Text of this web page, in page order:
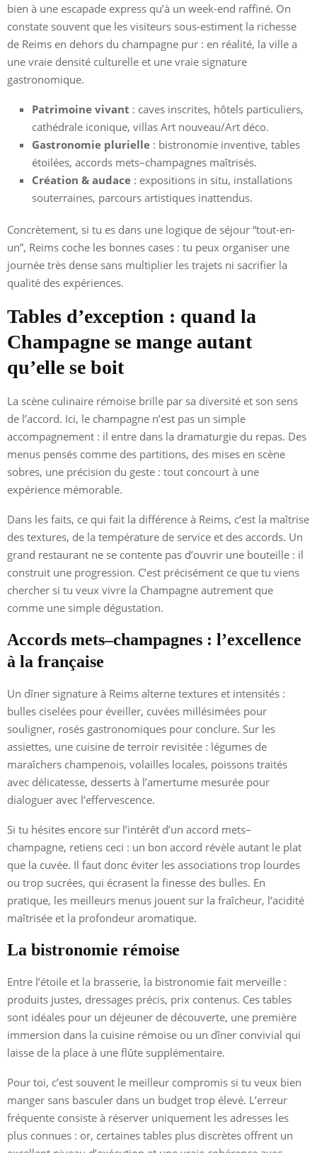
bien à une escapade express qu’à un week-end raffiné. On
constate souvent que les visiteurs sous-estiment la richesse
de Reims en dehors du champagne pur : en réalité, la ville a
une vraie densité culturelle et une vraie signature
gastronomique.
Patrimoine vivant : caves inscrites, hôtels particuliers,
cathédrale iconique, villas Art nouveau/Art déco.
Gastronomie plurielle : bistronomie inventive, tables
étoilées, accords mets–champagnes maîtrisés.
Création & audace : expositions in situ, installations
souterraines, parcours artistiques inattendus.
Concrètement, si tu es dans une logique de séjour “tout-en-
un”, Reims coche les bonnes cases : tu peux organiser une
journée très dense sans multiplier les trajets ni sacrifier la
qualité des expériences.
Tables d’exception : quand la
Champagne se mange autant
qu’elle se boit
La scène culinaire rémoise brille par sa diversité et son sens
de l’accord. Ici, le champagne n’est pas un simple
accompagnement : il entre dans la dramaturgie du repas. Des
menus pensés comme des partitions, des mises en scène
sobres, une précision du geste : tout concourt à une
expérience mémorable.
Dans les faits, ce qui fait la différence à Reims, c’est la maîtrise
des textures, de la température de service et des accords. Un
grand restaurant ne se contente pas d’ouvrir une bouteille : il
construit une progression. C’est précisément ce que tu viens
chercher si tu veux vivre la Champagne autrement que
comme une simple dégustation.
Accords mets–champagnes : l’excellence
à la française
Un dîner signature à Reims alterne textures et intensités :
bulles ciselées pour éveiller, cuvées millésimées pour
souligner, rosés gastronomiques pour conclure. Sur les
assiettes, une cuisine de terroir revisitée : légumes de
maraîchers champenois, volailles locales, poissons traités
avec délicatesse, desserts à l’amertume mesurée pour
dialoguer avec l’effervescence.
Si tu hésites encore sur l’intérêt d’un accord mets–
champagne, retiens ceci : un bon accord révèle autant le plat
que la cuvée. Il faut donc éviter les associations trop lourdes
ou trop sucrées, qui écrasent la finesse des bulles. En
pratique, les meilleurs menus jouent sur la fraîcheur, l’acidité
maîtrisée et la profondeur aromatique.
La bistronomie rémoise
Entre l’étoile et la brasserie, la bistronomie fait merveille :
produits justes, dressages précis, prix contenus. Ces tables
sont idéales pour un déjeuner de découverte, une première
immersion dans la cuisine rémoise ou un dîner convivial qui
laisse de la place à une flûte supplémentaire.
Pour toi, c’est souvent le meilleur compromis si tu veux bien
manger sans basculer dans un budget trop élevé. L’erreur
fréquente consiste à réserver uniquement les adresses les
plus connues : or, certaines tables plus discrètes offrent un